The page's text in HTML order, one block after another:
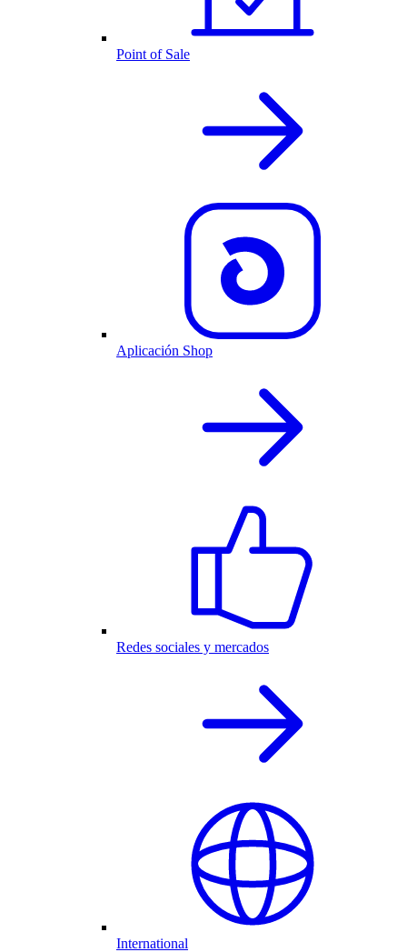
Point of Sale
Aplicación Shop
Redes sociales y mercados
International